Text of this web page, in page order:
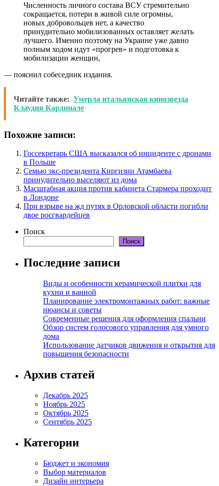
Численность личного состава ВСУ стремительно
сокращается, потери в живой силе огромны,
новых добровольцев нет, а качество
принудительно мобилизованных оставляет желать
лучшего. Именно поэтому на Украине уже давно
полным ходом идут «прогрев» и подготовка к
мобилизации женщин,
— пояснил собеседник издания.
Читайте также: Умерла итальянская кинозвезда
Клаудия Кардинале
Похожие записи:
Госсекретарь США высказался об инциденте с дронами
в Польше
Семью экс-президента Киргизии Атамбаева
принудительно выселяют из дома
Масштабная акция против кабинета Стармера проходит
в Лондоне
При взрыве на жд путях в Орловской области погибли
двое росгвардейцев
Поиск
Поиск
Последние записи
Виды и особенности керамической плитки для
кухни и ванной
Планирование электромонтажных работ: важные
нюансы и советы
Современные решения для оформления спальни
Обзор систем голосового управления для умного
дома
Использование датчиков движения и открытия для
повышения безопасности
Архив статей
Декабрь 2025
Ноябрь 2025
Октябрь 2025
Сентябрь 2025
Категории
Бюджет и экономия
Выбор материалов
Дизайн интерьера